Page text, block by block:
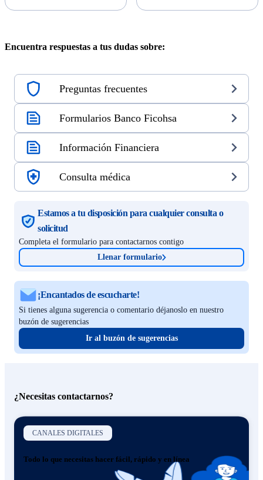
Encuentra respuestas a tus dudas sobre:
Preguntas frecuentes
Formularios Banco Ficohsa
Información Financiera
Consulta médica
Estamos a tu disposición para cualquier consulta o
solicitud
Completa el formulario para contactarnos contigo
Llenar formulario
¡Encantados de escucharte!
Si tienes alguna sugerencia o comentario déjanoslo en nuestro
buzón de sugerencias
Ir al buzón de sugerencias
¿Necesitas contactarnos?
CANALES DIGITALES
Todo lo que necesitas hacer fácil, rápido y en línea